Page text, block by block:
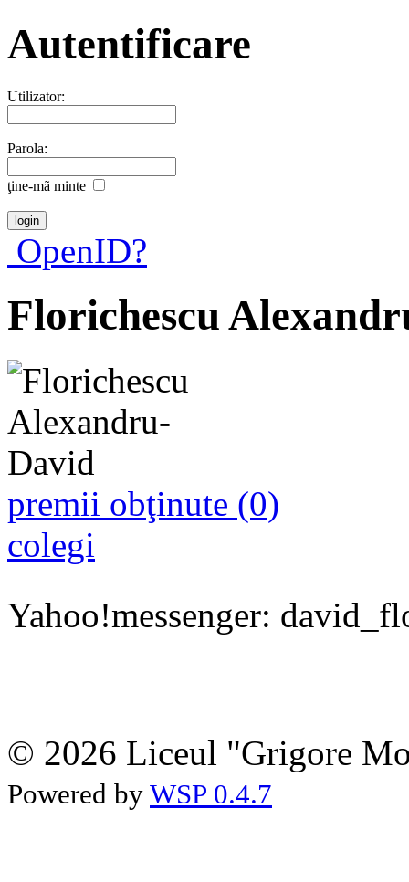
Autentificare
Utilizator:
Parola:
ţine-mã minte
OpenID?
Florichescu
premii obţinute (0)
colegi
Yahoo!messenger:
© 2026 Liceul "Grigore
Powered by WSP 0.4.7